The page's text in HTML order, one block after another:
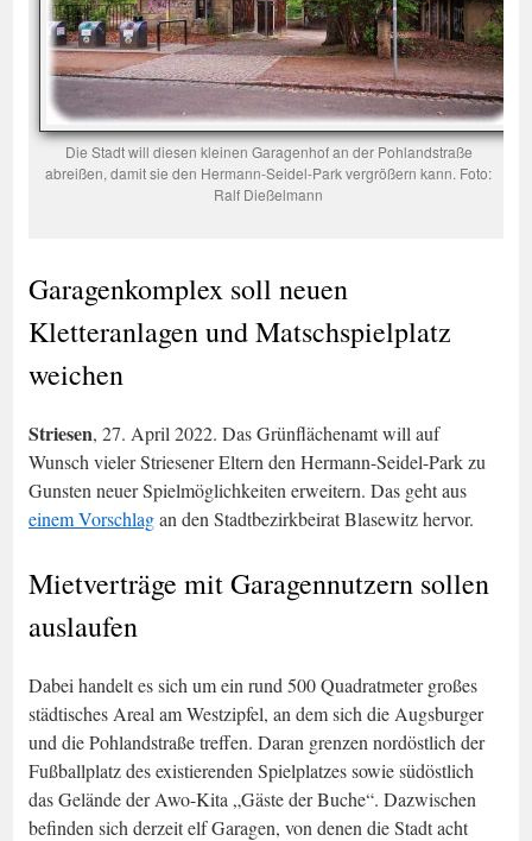
Die Stadt will diesen kleinen Garagenhof an der Pohlandstraße
abreißen, damit sie den Hermann-Seidel-Park vergrößern kann. Foto:
Ralf Dießelmann
Garagenkomplex soll neuen
Kletteranlagen und Matschspielplatz
weichen
Striesen, 27. April 2022. Das Grünflächenamt will auf
Wunsch vieler Striesener Eltern den Hermann-Seidel-Park zu
Gunsten neuer Spielmöglichkeiten erweitern. Das geht aus
einem Vorschlagan den Stadtbezirkbeirat Blasewitz hervor.
Mietverträge mit Garagennutzern sollen
auslaufen
Dabei handelt es sich um ein rund 500 Quadratmeter großes
städtisches Areal am Westzipfel, an dem sich die Augsburger
und die Pohlandstraße treffen. Daran grenzen nordöstlich der
Fußballplatz des existierenden Spielplatzes sowie südöstlich
das Gelände der Awo-Kita „Gäste der Buche“. Dazwischen
befinden sich derzeit elf Garagen, von denen die Stadt acht